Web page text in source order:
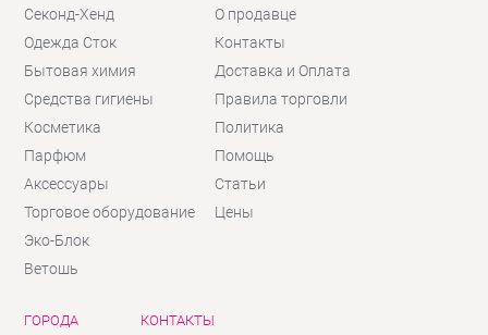
Секонд-Хенд
Одежда Сток
Бытовая химия
Средства гигиены
Косметика
Парфюм
Аксессуары
Торговое оборудование
Эко-Блок
Ветошь
О продавце
Контакты
Доставка и Оплата
Правила торговли
Политика
Помощь
Статьи
Цены
ГОРОДА КОНТАКТЫ